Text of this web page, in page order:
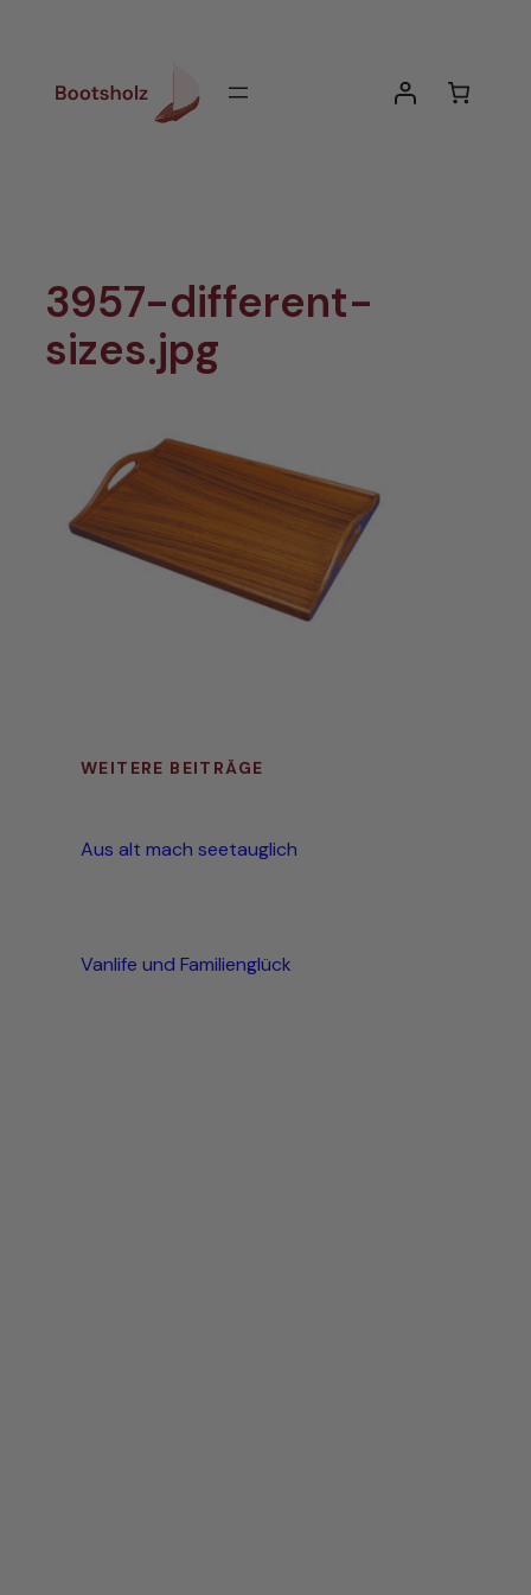
3957-different-
sizes.jpg
WEITERE BEITRÄGE
Aus alt mach seetauglich
Vanlife und Familienglück